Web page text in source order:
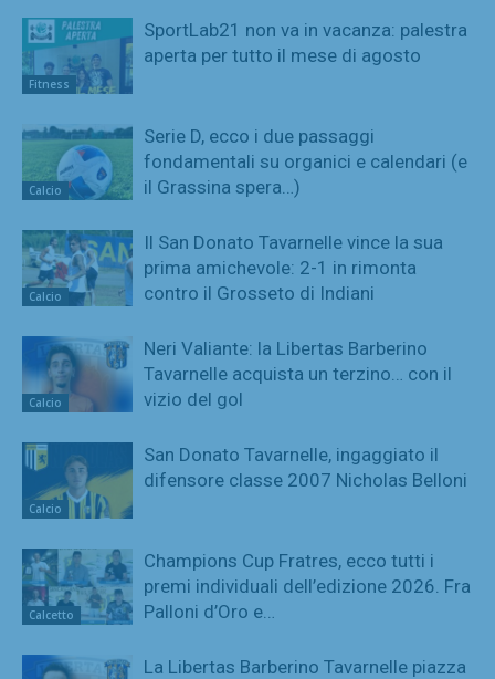
Fitness
SportLab21 non va in vacanza: palestra
aperta per tutto il mese di agosto
Calcio
Serie D, ecco i due passaggi
fondamentali su organici e calendari (e
il Grassina spera…)
Calcio
Il San Donato Tavarnelle vince la sua
prima amichevole: 2-1 in rimonta
contro il Grosseto di Indiani
Calcio
Neri Valiante: la Libertas Barberino
Tavarnelle acquista un terzino… con il
vizio del gol
Calcio
San Donato Tavarnelle, ingaggiato il
difensore classe 2007 Nicholas Belloni
Calcetto
Champions Cup Fratres, ecco tutti i
premi individuali dell’edizione 2026. Fra
Palloni d’Oro e…
La Libertas Barberino Tavarnelle piazza